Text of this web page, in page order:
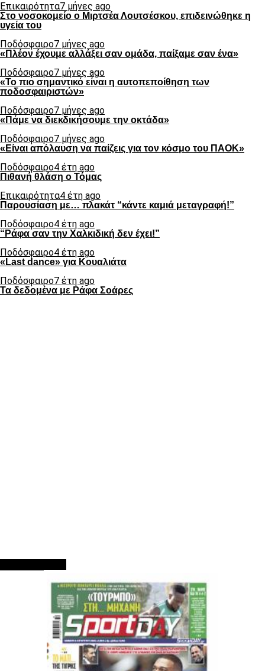
Επικαιρότητα7 μήνες ago
Στο νοσοκομείο ο Μιρτσέα Λουτσέσκου, επιδεινώθηκε η
υγεία του
Ποδόσφαιρο7 μήνες ago
«Πλέον έχουμε αλλάξει σαν ομάδα, παίξαμε σαν ένα»
Ποδόσφαιρο7 μήνες ago
«Το πιο σημαντικό είναι η αυτοπεποίθηση των
ποδοσφαιριστών»
Ποδόσφαιρο7 μήνες ago
«Πάμε να διεκδικήσουμε την οκτάδα»
Ποδόσφαιρο7 μήνες ago
«Είναι απόλαυση να παίζεις για τον κόσμο του ΠΑΟΚ»
Ποδόσφαιρο4 έτη ago
Πιθανή θλάση ο Τόμας
Επικαιρότητα4 έτη ago
Παρουσίαση με… πλακάτ “κάντε καμιά μεταγραφή!”
Ποδόσφαιρο4 έτη ago
“Ράφα σαν την Χαλκιδική δεν έχει!”
Ποδόσφαιρο4 έτη ago
«Last dance» για Κουαλιάτα
Ποδόσφαιρο7 έτη ago
Τα δεδομένα με Ράφα Σοάρες